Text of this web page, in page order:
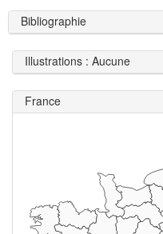
Bibliographie
Illustrations : Aucune
France